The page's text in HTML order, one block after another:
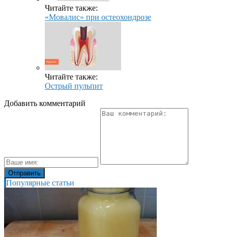
Читайте также:
«Мовалис» при остеохондрозе
Читайте также:
Острый пульпит
Добавить комментарий
Популярные статьи